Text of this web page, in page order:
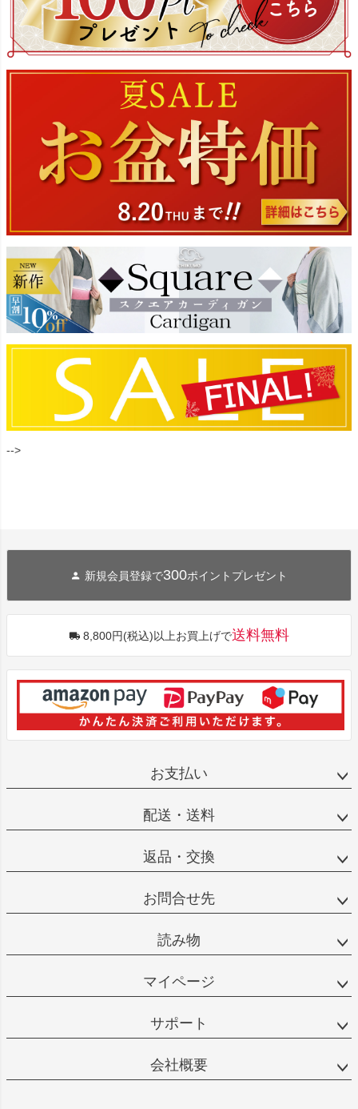
-->
新規会員登録で300ポイントプレゼント
8,800円(税込)以上お買上げで送料無料
お支払い
配送・送料
返品・交換
お問合せ先
読み物
マイページ
サポート
会社概要